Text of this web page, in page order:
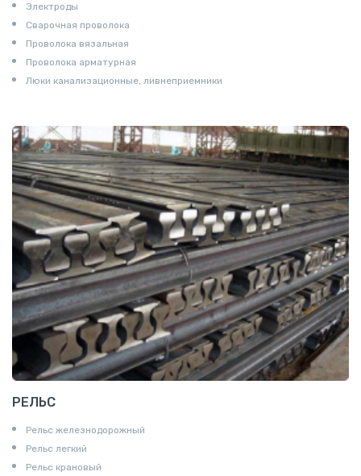
Электроды
Сварочная проволока
Проволока вязальная
Проволока арматурная
Люки канализационные, ливнеприемники
РЕЛЬС
Рельс железнодорожный
Рельс легкий
Рельс крановый